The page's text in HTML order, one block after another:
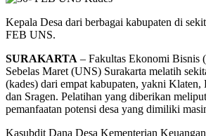
Kepala Desa dari berbagai kabupaten di
FEB UNS.
SURAKARTA – Fakultas Ekonomi Bisnis
Sebelas Maret (UNS) Surakarta melatih
(kades) dari empat kabupaten, yakni
dan Sragen. Pelatihan yang diberikan
pemanfaatan potensi desa yang dimiliki
Kasubdit Dana Desa Kementerian